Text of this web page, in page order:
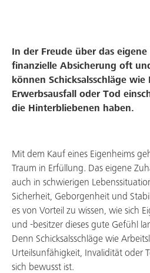
Service & Support
Aktuelles & Angebote
Über uns
Arbeiten bei uns
In der Freude über das
finanzielle Absicherung oft
können Schicksalsschläge
Erwerbsausfall oder Tod
die Hinterbliebenen haben.
Mit dem Kauf eines Eigenheims
Traum in Erfüllung. Das eigene
auch in schwierigen
Sicherheit, Geborgenheit und
es von Vorteil zu wissen, wie sich
und -besitzer dieses gute Gefühl
Denn Schicksalsschläge wie
Urteilsunfähigkeit, Invalidität oder
sich bewusst ist.